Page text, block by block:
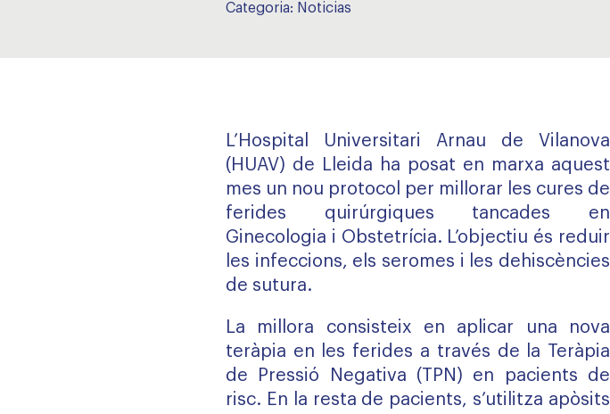
Categoria: Noticias
L’Hospital Universitari Arnau de Vilanova
(HUAV) de Lleida ha posat en marxa aquest
mes un nou protocol per millorar les cures de
ferides quirúrgiques tancades en
Ginecologia i Obstetrícia. L’objectiu és reduir
les infeccions, els seromes i les dehiscències
de sutura.
La millora consisteix en aplicar una nova
teràpia en les ferides a través de la Teràpia
de Pressió Negativa (TPN) en pacients de
risc. En la resta de pacients, s’utilitza apòsits